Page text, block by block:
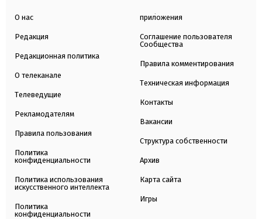
О нас
Редакция
Редакционная политика
О телеканале
Телеведущие
Рекламодателям
Правила пользования
Политика
конфиденциальности
Политика использования
искусственного интеллекта
Политика
конфиденциальности
приложения
Соглашение пользователя
Сообщества
Правила комментирования
Техническая информация
Контакты
Вакансии
Структура собственности
Архив
Карта сайта
Игры